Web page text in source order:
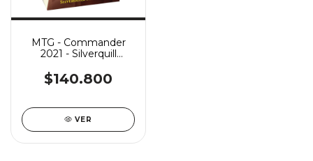
MTG - Commander
2021 - Silverquill
$140.800
VER